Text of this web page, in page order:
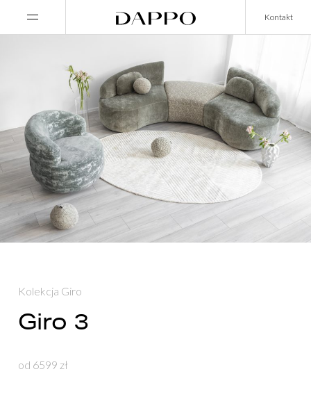
Main Navigation Kontakt
Kolekcja Giro
Giro 3
od 6599 zł